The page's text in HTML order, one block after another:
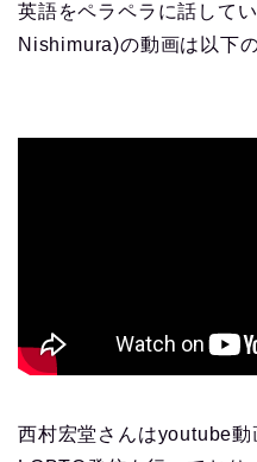
英語をペラペラに話して
Nishimura)の動画は以下
西村宏堂さんはyoutube